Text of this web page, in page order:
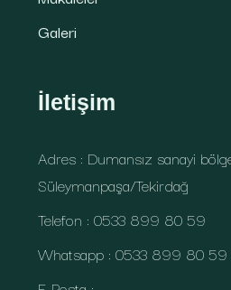
Galeri
İletişim
Adres : Dumansız sanayi
Süleymanpaşa/Tekirdağ
Telefon : 0533 899 80 59
Whatsapp : 0533 899 80 59